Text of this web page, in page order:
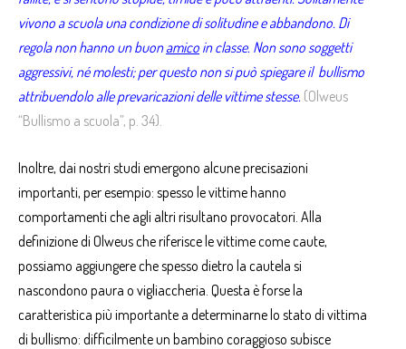
vivono a scuola una condizione di solitudine e abbandono. Di
regola non hanno un buonamico in classe. Non sono soggetti
aggressivi, né molesti; per questo non si può spiegare il bullismo
attribuendolo alle prevaricazioni delle vittime stesse. (Olweus
“Bullismo a scuola”, p. 34).
Inoltre, dai nostri studi emergono alcune precisazioni
importanti, per esempio: spesso levittime hanno
comportamenti che agli altri risultano provocatori. Alla
definizione di Olweus che riferisce levittimecome caute,
possiamo aggiungere che spesso dietro la cautela si
nascondono paura o vigliaccheria. Questa è forse la
caratteristica più importante a determinarne lo stato di vittima
di bullismo: difficilmente un bambino coraggioso subisce